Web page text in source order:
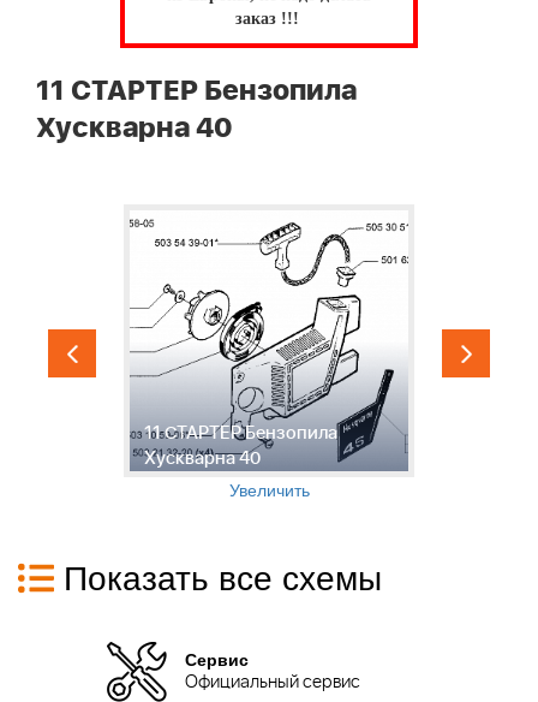
заказ !!!
11 СТАРТЕР Бензопила
Хускварна 40
11 СТАРТЕР Бензопила
Хускварна 40
Увеличить
Показать все схемы
Сервис
Официальный сервис